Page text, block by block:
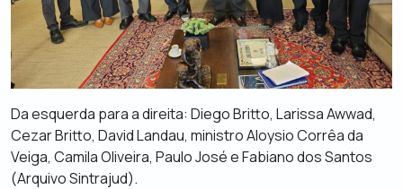
Da esquerda para a direita: Diego Britto, Larissa Awwad,
Cezar Britto, David Landau, ministro Aloysio Corrêa da
Veiga, Camila Oliveira, Paulo José e Fabiano dos Santos
(Arquivo Sintrajud).